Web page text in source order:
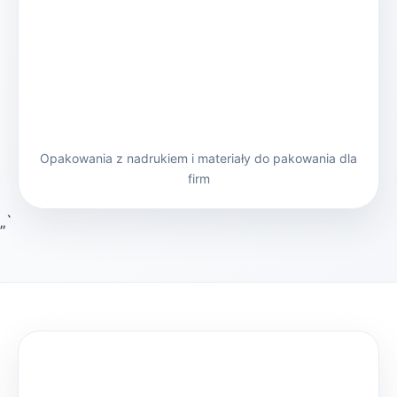
Opakowania z nadrukiem i materiały do pakowania dla
firm
„`